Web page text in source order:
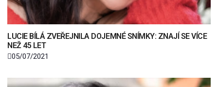
LUCIE BÍLÁ ZVEŘEJNILA DOJEMNÉ SNÍMKY: ZNAJÍ SE VÍCE
NEŽ 45 LET
05/07/2021